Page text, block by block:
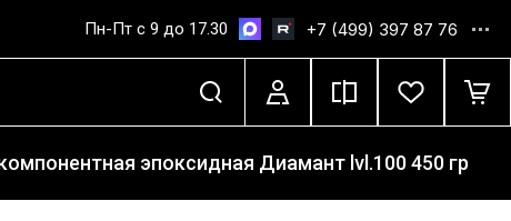
Пн-Пт с 9 до 17.30 +7 (499) 397 87 76
эпоксидная Диамант lvl.100 450 гр